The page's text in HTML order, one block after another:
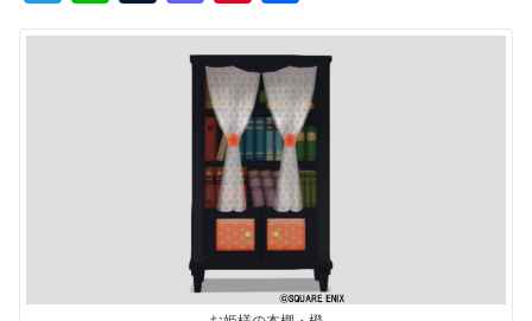
m st
o
d
o
n
er
e
st